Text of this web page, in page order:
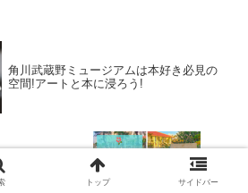
角川武蔵野ミュージアムは本好き必見の
空間!アートと本に浸ろう!
テル?夫婦で1
トップ サイドバー